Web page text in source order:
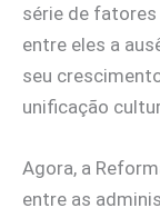
série de fatores
entre eles a
seu
unificação
Agora, a
entre as